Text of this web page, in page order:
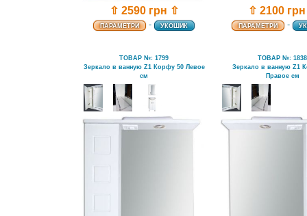
⇧ 2590 грн ⇧
ПАРАМЕТРИ - УКОШИК
⇧ 2100
ПАРАМЕТРИ -
ТОВАР №: 1799
Зеркало в ванную Z1 Корфу 50 Левое
см
ТОВАР №: 1838
Зеркало в ванную Z1
Правое см